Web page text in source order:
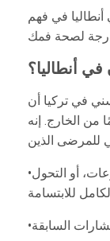
في فهم
أنطاليا؟
في تركيا أن
من الخارج. إنه
أو التحول
للابتسامة
السابقة